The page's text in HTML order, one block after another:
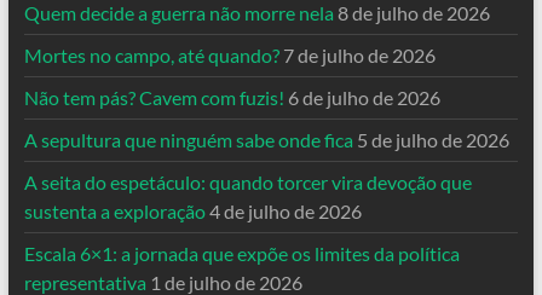
Quem decide a guerra não morre nela 8 de julho de 2026
Mortes no campo, até quando? 7 de julho de 2026
Não tem pás? Cavem com fuzis! 6 de julho de 2026
A sepultura que ninguém sabe onde fica 5 de julho de 2026
A seita do espetáculo: quando torcer vira devoção que
sustenta a exploração4 de julho de 2026
Escala 6×1: a jornada que expõe os limites da política
representativa 1 de julho de 2026